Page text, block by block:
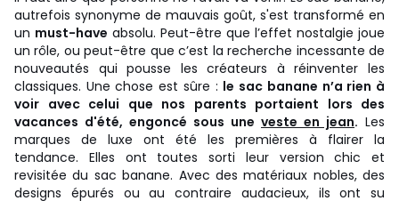
autrefois synonyme de mauvais goût, s'est transformé en
un must-have absolu. Peut-être que l’effet nostalgie joue
un rôle, ou peut-être que c’est la recherche incessante de
nouveautés qui pousse les créateurs à réinventer les
classiques. Une chose est sûre : le sac banane n’a rien à
voir avec celui que nos parents portaient lors des
vacances d'été, engoncé sous une veste en jean. Les
marques de luxe ont été les premières à flairer la
tendance. Elles ont toutes sorti leur version chic et
revisitée du sac banane. Avec des matériaux nobles, des
designs épurés ou au contraire audacieux, ils ont su